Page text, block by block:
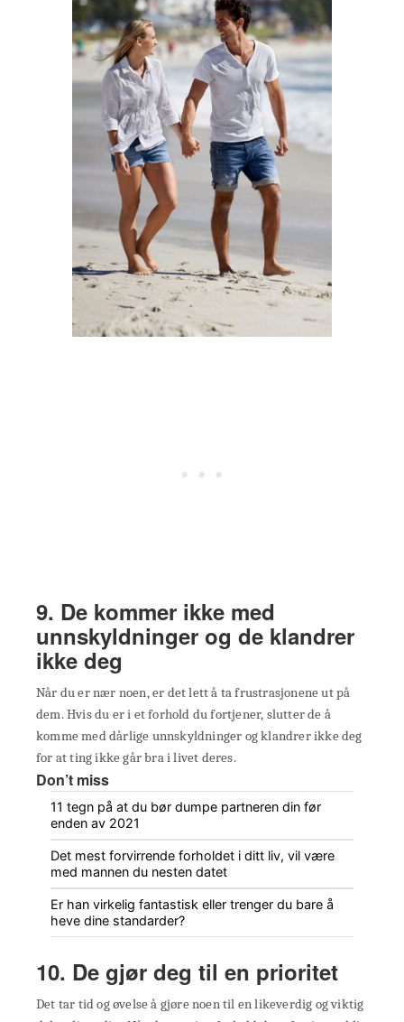
9. De kommer ikke med
unnskyldninger og de klandrer
ikke deg
Når du er nær noen, er det lett å ta frustrasjonene ut på
dem. Hvis du er i et forhold du fortjener, slutter de å
komme med dårlige unnskyldninger og klandrer ikke deg
for at ting ikke går bra i livet deres.
Don’t miss
11 tegn på at du bør dumpe partneren din før
enden av 2021
Det mest forvirrende forholdet i ditt liv, vil være
med mannen du nesten datet
Er han virkelig fantastisk eller trenger du bare å
heve dine standarder?
10. De gjør deg til en prioritet
Det tar tid og øvelse å gjøre noen til en likeverdig og viktig